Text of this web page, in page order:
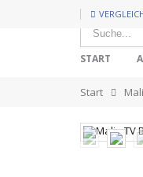
START
Start